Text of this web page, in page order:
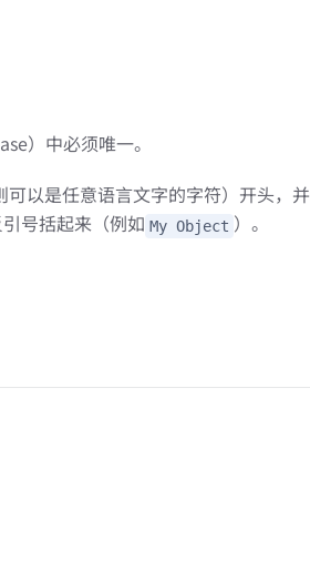
）中必须唯一。
以是任意语言文字的字符）开头，并
号括起来（例如 My Object ）。